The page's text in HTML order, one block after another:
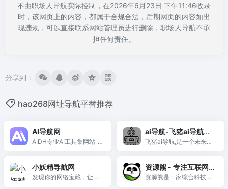
不由职场人导航实际控制，在2026年6月23日 下午11:46收录
时，该网页上的内容，都属于合规合法，后期网页的内容如出
现违规，可以直接联系网站管理员进行删除，职场人导航不承
担任何责任。
分享到：
hao268网址导航平替推荐
AI导航网
AIDH专业AI工具集网站_
ai导航-飞猪ai导航是
一个未来百科ai工具网
外aigc软件人工智能,
文字,图片,写作,视频,
飞猪ai导航,是一个未来百
能网址导航网站,文字,图
片,写作,视频,音频!用对了
小妖精导航网
发现你的网络宝藏，让探
资源熊 - 专注互联网免
费优质资源分享！
资源熊是一家综合科技网